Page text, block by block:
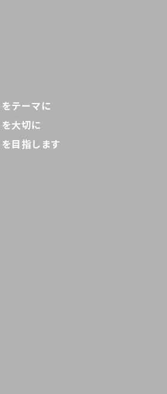
をテーマに
大切に
目指します